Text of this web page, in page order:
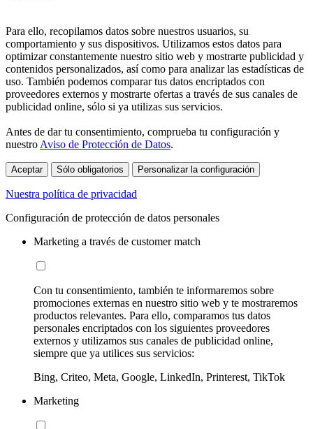
Para ello, recopilamos datos sobre nuestros usuarios, su
comportamiento y sus dispositivos. Utilizamos estos datos para
optimizar constantemente nuestro sitio web y mostrarte publicidad y
contenidos personalizados, así como para analizar las estadísticas de
uso. También podemos comparar tus datos encriptados con
proveedores externos y mostrarte ofertas a través de sus canales de
publicidad online, sólo si ya utilizas sus servicios.
Antes de dar tu consentimiento, comprueba tu configuración y
nuestro Aviso de Protección de Datos.
Aceptar Sólo obligatorios Personalizar la configuración
Nuestra política de privacidad
Configuración de protección de datos personales
Marketing a través de customer match
Con tu consentimiento, también te informaremos sobre
promociones externas en nuestro sitio web y te mostraremos
productos relevantes. Para ello, comparamos tus datos
personales encriptados con los siguientes proveedores
externos y utilizamos sus canales de publicidad online,
siempre que ya utilices sus servicios:
Bing, Criteo, Meta, Google, LinkedIn, Printerest, TikTok
Marketing